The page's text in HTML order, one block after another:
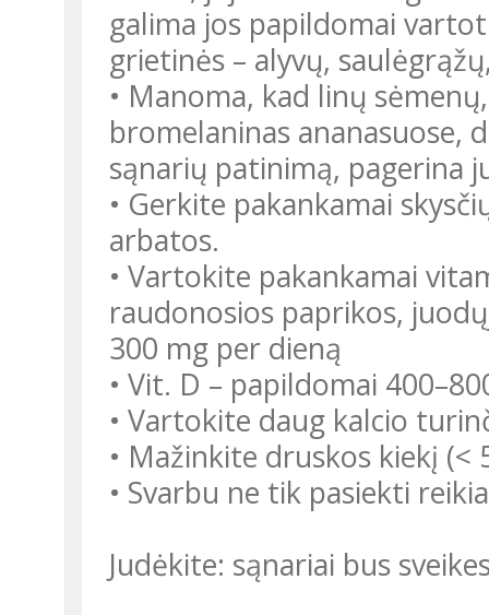
galima jos papildomai
grietinės – alyvų,
• Manoma, kad linų
bromelaninas ananasuose,
sąnarių patinimą, pagerina
• Gerkite pakankamai
arbatos.
• Vartokite pakankamai
raudonosios paprikos,
300 mg per dieną
• Vit. D – papildomai
• Vartokite daug kalcio
• Mažinkite druskos kiekį (<
• Svarbu ne tik pasiekti
Judėkite: sąnariai bus